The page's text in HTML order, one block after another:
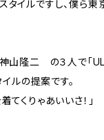
タイルですし、僕ら東
神山隆二 の３人で「
ルの提案です。
てくりゃあいいさ！」